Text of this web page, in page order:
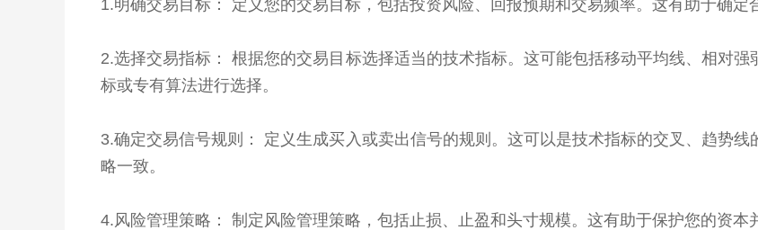
1.明确交易目标： 定义您的交易目标，包括投资风险、回报预期和交易频率。这有助于确定
2.选择交易指标： 根据您的交易目标选择适当的技术指标。这可能包括移动平均线、相对
标或专有算法进行选择。
3.确定交易信号规则： 定义生成买入或卖出信号的规则。这可以是技术指标的交叉、趋势
略一致。
4.风险管理策略： 制定风险管理策略，包括止损、止盈和头寸规模。这有助于保护您的资本